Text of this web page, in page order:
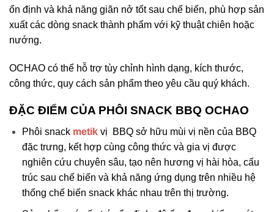
ổn định và khả năng giãn nở tốt sau chế biến, phù hợp sản
xuất các dòng snack thành phẩm với kỹ thuật chiên hoặc
nướng.
OCHAO có thể hỗ trợ tùy chỉnh hình dạng, kích thước,
công thức, quy cách sản phẩm theo yêu cầu quý khách.
ĐẶC ĐIỂM CỦA PHÔI SNACK BBQ OCHAO
Phôi snack metik vị BBQ sở hữu mùi vị nền của BBQ
đặc trưng, kết hợp cùng công thức và gia vị được
nghiên cứu chuyên sâu, tạo nên hương vị hài hòa, cấu
trúc sau chế biến và khả năng ứng dụng trên nhiều hệ
thống chế biến snack khác nhau trên thị trường.